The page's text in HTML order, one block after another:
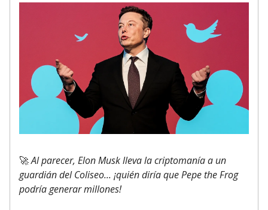
🚀Al parecer, Elon Musk lleva la criptomanía a un
guardián del Coliseo... ¡quién diría que Pepe the Frog
podría generar millones!